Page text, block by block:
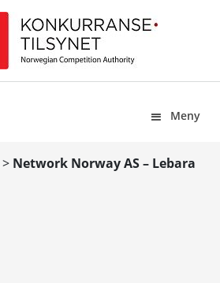
Meny
> Network Norway AS – Lebara